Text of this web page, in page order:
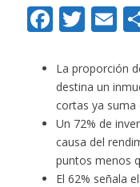
La proporción
destina un
cortas ya suma
Un 72% de
causa del
puntos menos
El 62% señala